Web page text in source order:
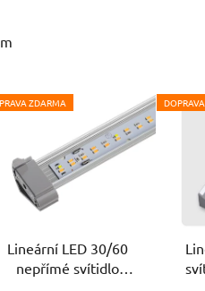
ZDARMA
Lineární LED 30/60
nepřímé svítidlo